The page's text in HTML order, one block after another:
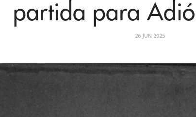
partida para
26 JUN 2025